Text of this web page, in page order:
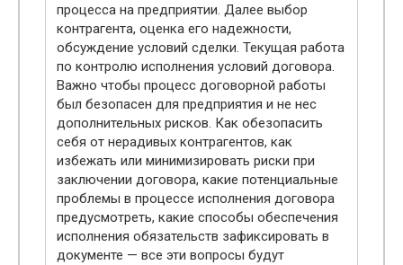
процесса на предприятии. Далее выбор
контрагента, оценка его надежности,
обсуждение условий сделки. Текущая работа
по контролю исполнения условий договора.
Важно чтобы процесс договорной работы
был безопасен для предприятия и не нес
дополнительных рисков. Как обезопасить
себя от нерадивых контрагентов, как
избежать или минимизировать риски при
заключении договора, какие потенциальные
проблемы в процессе исполнения договора
предусмотреть, какие способы обеспечения
исполнения обязательств зафиксировать в
документе — все эти вопросы будут